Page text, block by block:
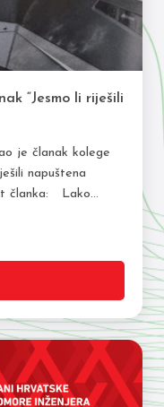
“Jesmo li riješili
je članak kolege
napuštena
članka: Lako